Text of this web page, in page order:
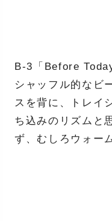
B-3「Before
シャッフル的なビ
スを背に、トレイ
ち込みのリズムと
ず、むしろウォー